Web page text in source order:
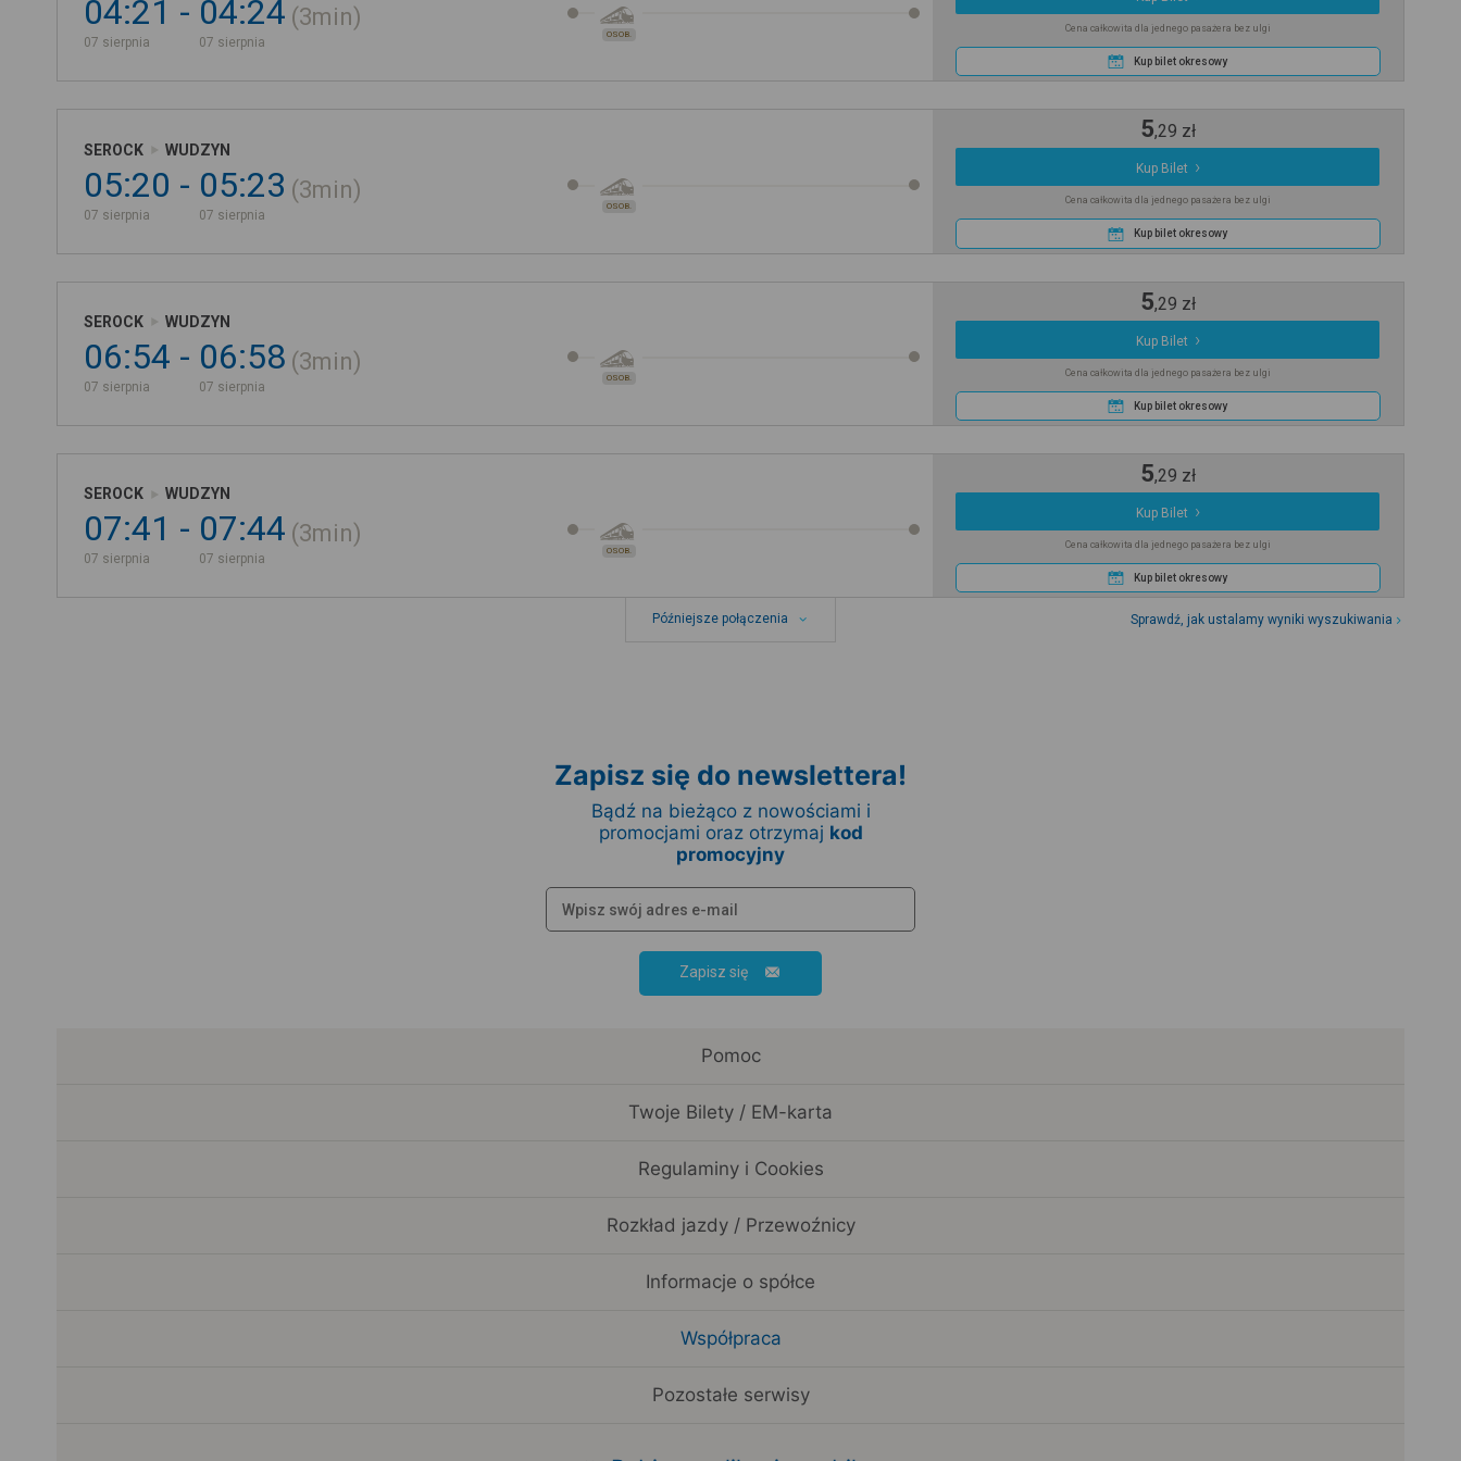
04:21
07 sierpnia
04:24
07 sierpnia
3min
OSOB. Cena całkowita dla jednego pasażera bez ulgi
Kup bilet okresowy
SEROCK WUDZYN
05:20
07 sierpnia
05:23
07 sierpnia
3min
OSOB.
5,29 zł
Kup Bilet
Cena całkowita dla jednego pasażera bez ulgi
Kup bilet okresowy
SEROCK WUDZYN
06:54
07 sierpnia
06:58
07 sierpnia
3min
OSOB.
5,29 zł
Kup Bilet
Cena całkowita dla jednego pasażera bez ulgi
Kup bilet okresowy
SEROCK WUDZYN
07:41
07 sierpnia
07:44
07 sierpnia
3min
OSOB.
5,29 zł
Kup Bilet
Cena całkowita dla jednego pasażera bez ulgi
Kup bilet okresowy
Późniejsze połączenia Sprawdź, jak ustalamy wyniki wyszukiwania
Zapisz się do newslettera!
Bądź na bieżąco z nowościami i
promocjami oraz otrzymaj kod
promocyjny
Zapisz się
Pomoc
Twoje Bilety / EM-karta
Regulaminy i Cookies
Rozkład jazdy / Przewoźnicy
Informacje o spółce
Współpraca
Pozostałe serwisy